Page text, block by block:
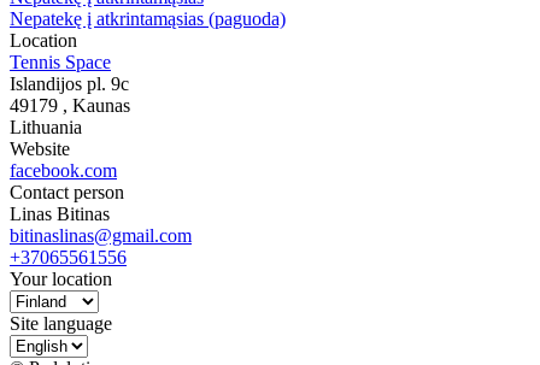
Nepatekę į atkrintamąsias (paguoda)
Location
Tennis Space
Islandijos pl. 9c
49179 , Kaunas
Lithuania
Website
facebook.com
Contact person
Linas Bitinas
bitinaslinas@gmail.com
+37065561556
Your location
Site language